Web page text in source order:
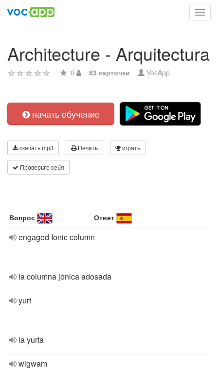
Architecture - Arquitectura
0 83 карточки VocApp
начать обучение
скачать mp3 Печать играть
Проверьте себя
Вопрос Ответ
engaged Ionic column
la columna jónica adosada
yurt
la yurta
wigwam